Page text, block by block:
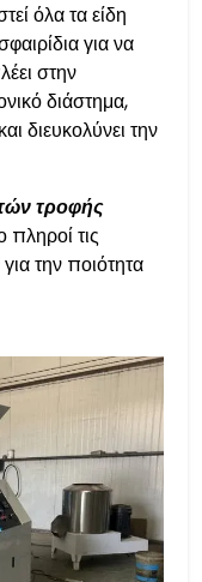
όλα τα είδη
για να
στην
διάστημα,
διευκολύνει την
τροφής
πληροί τις
την ποιότητα